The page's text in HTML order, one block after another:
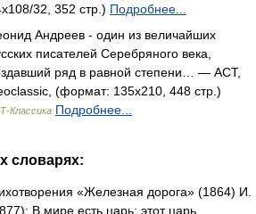
32, 352 стр.) Подробнее...
Андреев - один из величайших
писателей Серебряного века,
ряд в равной степени… — АСТ,
(формат: 135x210, 448 стр.)
Классика Подробнее...
словарях:
«Железная дорога» (1864) И.
В мире есть царь: этот царь